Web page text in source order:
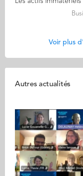
Voir plus
Autres actualités